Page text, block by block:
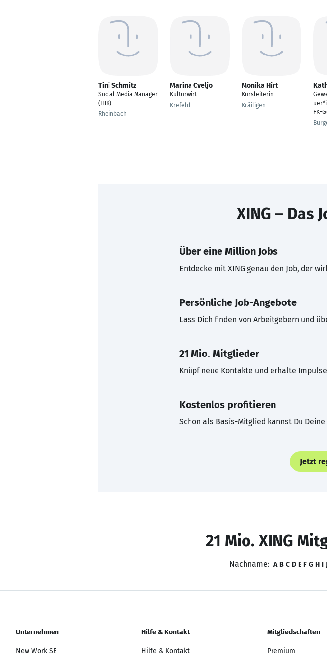
Tini Schmitz
Social Media Manager
(IHK)
Rheinbach
Marina Cveljo
Kulturwirt
Krefeld
Monika Hirt
Kursleiterin
Kräiligen
FK-
XING – Das
Über eine Million Jobs
Entdecke mit XING genau den Job, der
Persönliche Job-Angebote
Lass Dich finden von Arbeitgebern und
21 Mio. Mitglieder
Knüpf neue Kontakte und erhalte
Kostenlos profitieren
Schon als Basis-Mitglied kannst Du
Jetzt
21 Mio. XING
Nachname: A B C D E F G H I J
Unternehmen
New Work SE
Hilfe & Kontakt
Hilfe & Kontakt
Mitgliedschaften
Premium